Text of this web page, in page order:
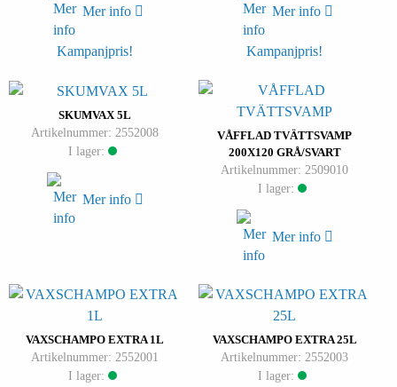
Mer info
Kampanjpris!
Mer info
Kampanjpris!
SKUMVAX 5L
Artikelnummer: 2552008
I lager:
Mer info
VÅFFLAD TVÄTTSVAMP
200X120 GRÅ/SVART
Artikelnummer: 2509010
I lager:
Mer info
VAXSCHAMPO EXTRA 1L
Artikelnummer: 2552001
I lager:
VAXSCHAMPO EXTRA 25L
Artikelnummer: 2552003
I lager: